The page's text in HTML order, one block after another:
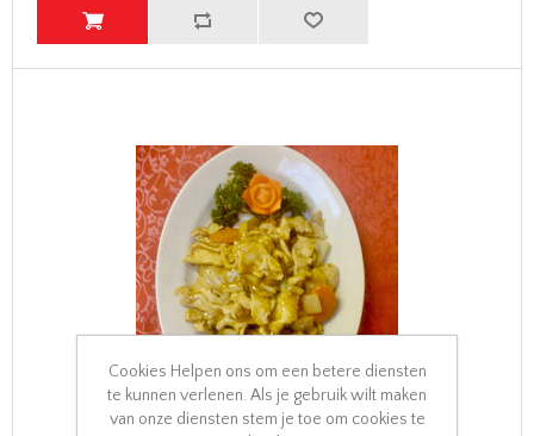
Cookies Helpen ons om een betere diensten
te kunnen verlenen. Als je gebruik wilt maken
van onze diensten stem je toe om cookies te